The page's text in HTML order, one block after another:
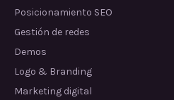
Posicionamiento SEO
Gestión de redes
Demos
Logo & Branding
Marketing digital